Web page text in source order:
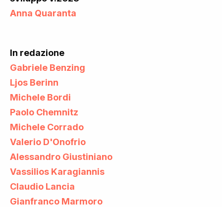
Anna Quaranta
In redazione
Gabriele Benzing
Ljos Berinn
Michele Bordi
Paolo Chemnitz
Michele Corrado
Valerio D'Onofrio
Alessandro Giustiniano
Vassilios Karagiannis
Claudio Lancia
Gianfranco Marmoro